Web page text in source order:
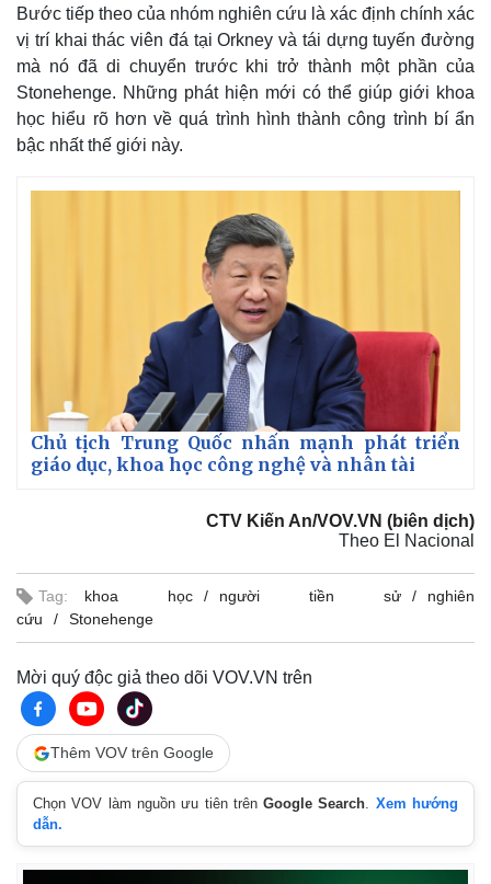
Bước tiếp theo của nhóm nghiên cứu là xác định chính xác
vị trí khai thác viên đá tại Orkney và tái dựng tuyến đường
mà nó đã di chuyển trước khi trở thành một phần của
Stonehenge. Những phát hiện mới có thể giúp giới khoa
học hiểu rõ hơn về quá trình hình thành công trình bí ẩn
bậc nhất thế giới này.
Chủ tịch Trung Quốc nhấn mạnh phát triển
giáo dục, khoa học công nghệ và nhân tài
CTV Kiến An/VOV.VN (biên dịch)
Theo El Nacional
Tag: khoa học người tiền sử
nghiên
cứu
Stonehenge
Mời quý độc giả theo dõi VOV.VN trên
Thêm VOV trên Google
Chọn VOV làm nguồn ưu tiên trênGoogle Search. Xem hướng
dẫn.